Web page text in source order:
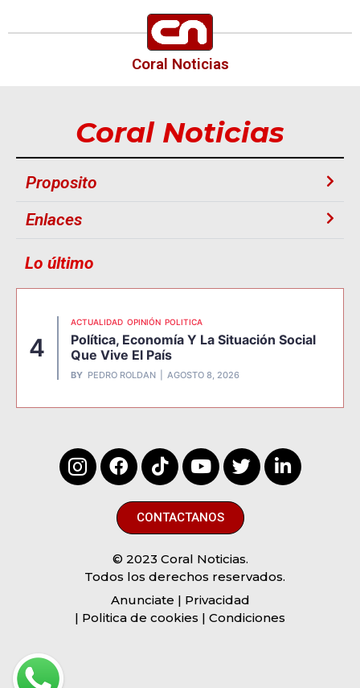
Coral Noticias
Coral Noticias
Proposito
Enlaces
Lo último
4
ACTUALIDAD OPINIÓN POLITICA
Política, Economía Y La Situación Social
Que Vive El País
BY PEDRO ROLDAN AGOSTO 8, 2026
CONTACTANOS
© 2023 Coral Noticias.
Todos los derechos reservados.
Anunciate | Privacidad
| Politica de cookies | Condiciones